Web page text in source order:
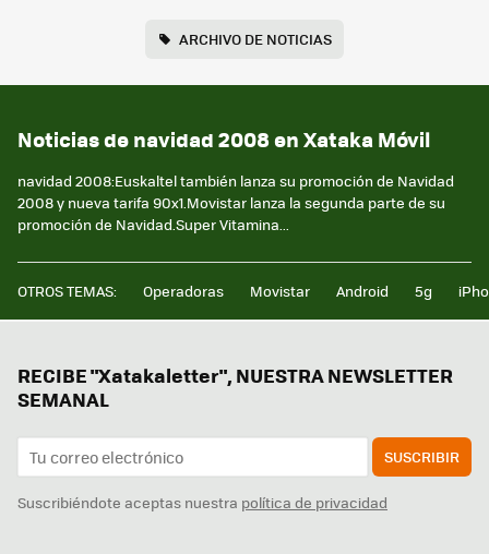
ARCHIVO DE NOTICIAS
Noticias de navidad 2008 en Xataka Móvil
navidad 2008:Euskaltel también lanza su promoción de Navidad
2008 y nueva tarifa 90x1.Movistar lanza la segunda parte de su
promoción de Navidad.Super Vitamina...
OTROS TEMAS: Operadoras Movistar Android 5g
RECIBE "Xatakaletter", NUESTRA NEWSLETTER
SEMANAL
SUSCRIBIR
Suscribiéndote aceptas nuestra política de privacidad